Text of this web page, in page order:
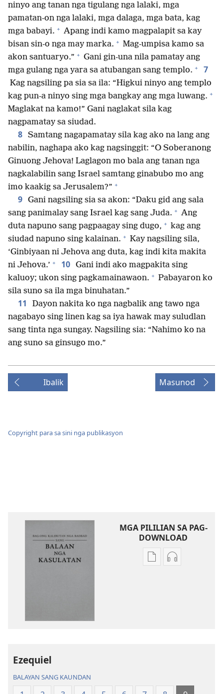
ninyo ang tanan nga tigulang nga lalaki, mga
pamatan-on nga lalaki, mga dalaga, mga bata, kag
mga babayi. + Apang indi kamo magpalapit sa kay
bisan sin-o nga may marka. + Mag-umpisa kamo sa
akon santuaryo.” + Gani gin-una nila pamatay ang
mga gulang nga yara sa atubangan sang templo. + 7
Kag nagsiling pa sia sa ila: “Higkui ninyo ang templo
kag pun-a ninyo sing mga bangkay ang mga luwang. +
Maglakat na kamo!” Gani naglakat sila kag
nagpamatay sa siudad.
8 Samtang nagapamatay sila kag ako na lang ang
nabilin, naghapa ako kag nagsinggit: “O Soberanong
Ginuong Jehova! Laglagon mo bala ang tanan nga
nagkalabilin sang Israel samtang ginabubo mo ang
imo kaakig sa Jerusalem?” +
9 Gani nagsiling sia sa akon: “Daku gid ang sala
sang panimalay sang Israel kag sang Juda. + Ang
duta napuno sang pagpaagay sing dugo, + kag ang
siudad napuno sing kalainan. + Kay nagsiling sila,
‘Ginbiyaan ni Jehova ang duta, kag indi kita makita
ni Jehova.’ + 10 Gani indi ako magpakita sing
kaluoy; ukon sing pagkamainawaon. + Pabayaron ko
sila suno sa ila mga binuhatan.”
11
Dayon nakita ko nga nagbalik ang tawo nga
nagabayo sing linen kag sa iya hawak may suludlan
sang tinta nga sungay. Nagsiling sia: “Nahimo ko na
ang suno sa ginsugo mo.”
Ibalik Masunod
Copyright para sa sini nga publikasyon
MGA PILILIAN SA PAG-
DOWNLOAD
Mga Mga
Ezequiel
BALAYAN SANG KAUNDAN